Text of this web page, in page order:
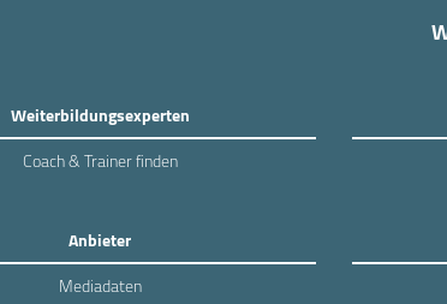
Weiterbildungsexperten
Coach & Trainer finden
Anbieter
Mediadaten